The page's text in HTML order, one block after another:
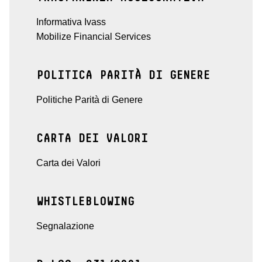
Informativa Ivass
Mobilize Financial Services
POLITICA PARITÀ DI GENERE
Politiche Parità di Genere
CARTA DEI VALORI
Carta dei Valori
WHISTLEBLOWING
Segnalazione